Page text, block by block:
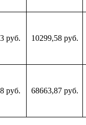
руб. 10299,58 руб.
руб. 68663,87 руб.